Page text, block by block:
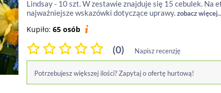
Lindsay - 10 szt. W zestawie znajduje się 15 cebulek. Na
najważniejsze wskazówki dotyczące uprawy.zobacz więcej..
Kupiło: 65 osób
(0) Napisz recenzję
Potrzebujesz większej ilości? Zapytaj o ofertę hurtową!